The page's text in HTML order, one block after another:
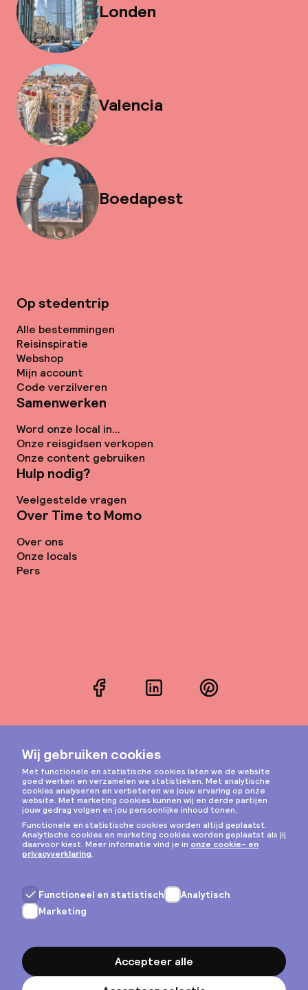
Londen
Valencia
Boedapest
Op stedentrip
Alle bestemmingen
Reisinspiratie
Webshop
Mijn account
Code verzilveren
Samenwerken
Word onze local in...
Onze reisgidsen verkopen
Onze content gebruiken
Hulp nodig?
Veelgestelde vragen
Over Time to Momo
Over ons
Onze locals
Pers
FacebookLinkedInPinterest
Instagram
Privacy & cookies
Algemene voorwaarden